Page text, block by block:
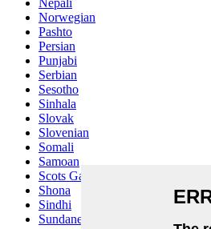
Nepali
Norwegian
Pashto
Persian
Punjabi
Serbian
Sesotho
Sinhala
Slovak
Slovenian
Somali
Samoan
Scots Gaelic
Shona
Sindhi
Sundanese